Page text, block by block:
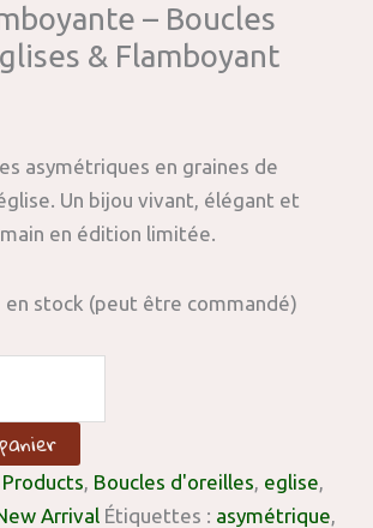
– Boucles
& Flamboyant
asymétriques en graines de
Un bijou vivant, élégant et
en édition limitée.
en stock (peut être commandé)
, Boucles d'oreilles, eglise,
Arrival Étiquettes : asymétrique,